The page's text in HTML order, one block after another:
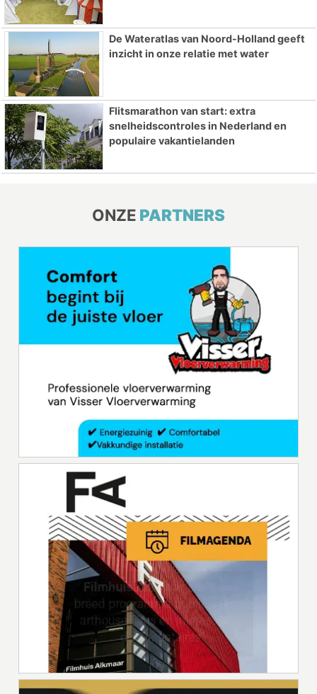
De Wateratlas van Noord-Holland geeft
inzicht in onze relatie met water
Flitsmarathon van start: extra
snelheidscontroles in Nederland en
populaire vakantielanden
ONZE PARTNERS